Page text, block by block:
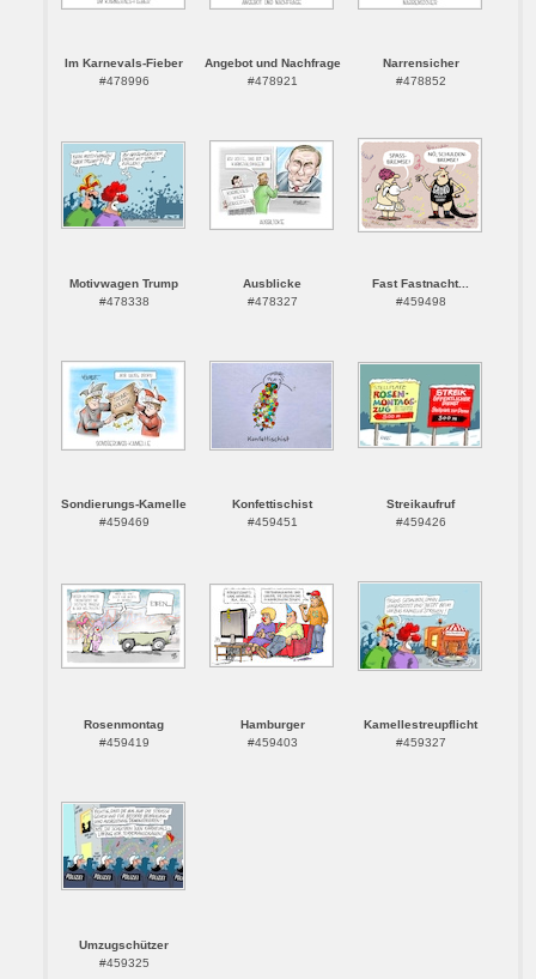
Im Karnevals-Fieber
#478996
Angebot und Nachfrage
#478921
Narrensicher
#478852
Motivwagen Trump
#478338
Ausblicke
#478327
Fast Fastnacht...
#459498
Sondierungs-Kamelle
#459469
Konfettischist
#459451
Streikaufruf
#459426
Rosenmontag
#459419
Hamburger
#459403
Kamellestreupflicht
#459327
Umzugschützer
#459325